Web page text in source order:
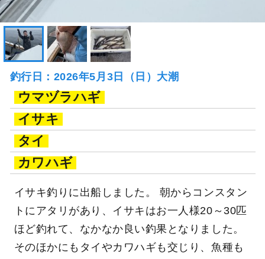
釣行日：2026年5月3日（日）大潮
ウマヅラハギ
イサキ
タイ
カワハギ
イサキ釣りに出船しました。 朝からコンスタン
トにアタリがあり、イサキはお一人様20～30匹
ほど釣れて、なかなか良い釣果となりました。
そのほかにもタイやカワハギも交じり、魚種も